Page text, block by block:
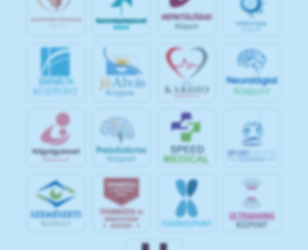
IMMUN
KÖZPONT
jó Alvás
Központ
SPOR